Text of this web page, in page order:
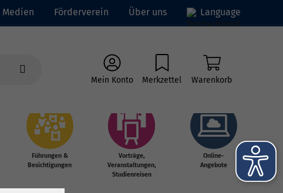
Medien Förderverein Über uns Language
Mein Konto Merkzettel Warenkorb
Führungen &
Besichtigungen
Vorträge,
Veranstaltungen,
Studienreisen
Online-
Angebote